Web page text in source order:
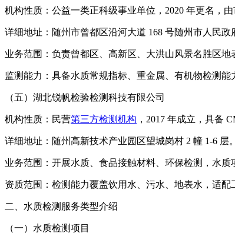
机构性质：公益一类正科级事业单位，2020 年更名，由
详细地址：随州市曾都区沿河大道 168 号随州市人民政
业务范围：负责曾都区、高新区、大洪山风景名胜区
监测能力：具备水质常规指标、重金属、有机物检测
（五）湖北锐帆检验检测科技有限公司
机构性质：民营第三方检测机构 ，2017 年成立，具备
详细地址：随州高新技术产业园区望城岗村 2 幢 1-6 层。
业务范围：开展水质、食品接触材料、环保检测，水
资质范围：检测能力覆盖饮用水、污水、地表水，适配
二、水质检测服务类型介绍
（一）水质检测项目